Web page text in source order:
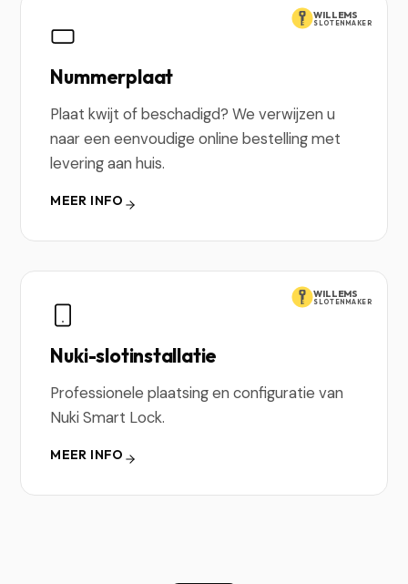
WILLEMS
SLOTENMAKER
Nummerplaat
Plaat kwijt of beschadigd? We verwijzen u
naar een eenvoudige online bestelling met
levering aan huis.
MEER INFO
WILLEMS
SLOTENMAKER
Nuki-slotinstallatie
Professionele plaatsing en configuratie van
Nuki Smart Lock.
MEER INFO